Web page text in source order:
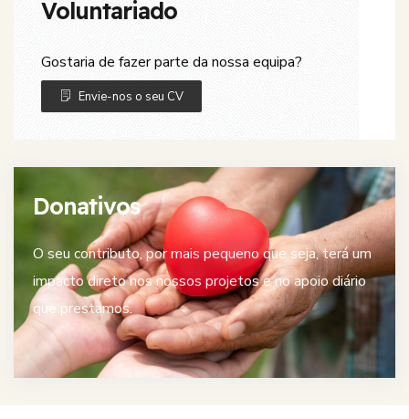
Voluntariado
Gostaria de fazer parte da nossa equipa?
Envie-nos o seu CV
Donativos
O seu contributo, por mais pequeno que seja, terá um
impacto direto nos nossos projetos e no apoio diário
que prestamos.